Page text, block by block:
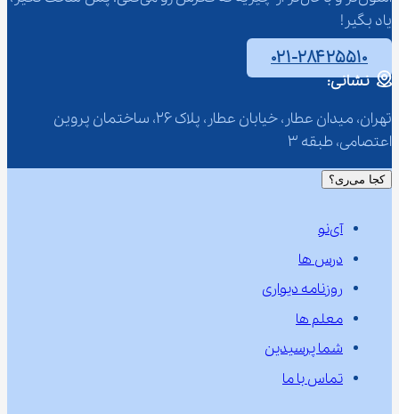
یاد بگیر!
۰۲۱-۲۸۴۲۵۵۱۰
نشانی:
تهران، میدان عطار، خیابان عطار، پلاک 26، ساختمان پروین
اعتصامی، طبقه 3
کجا می‌ری؟
آی‌نو
درس ها
روزنامه دیواری
معلم ها
شما پرسیدین
تماس با ما